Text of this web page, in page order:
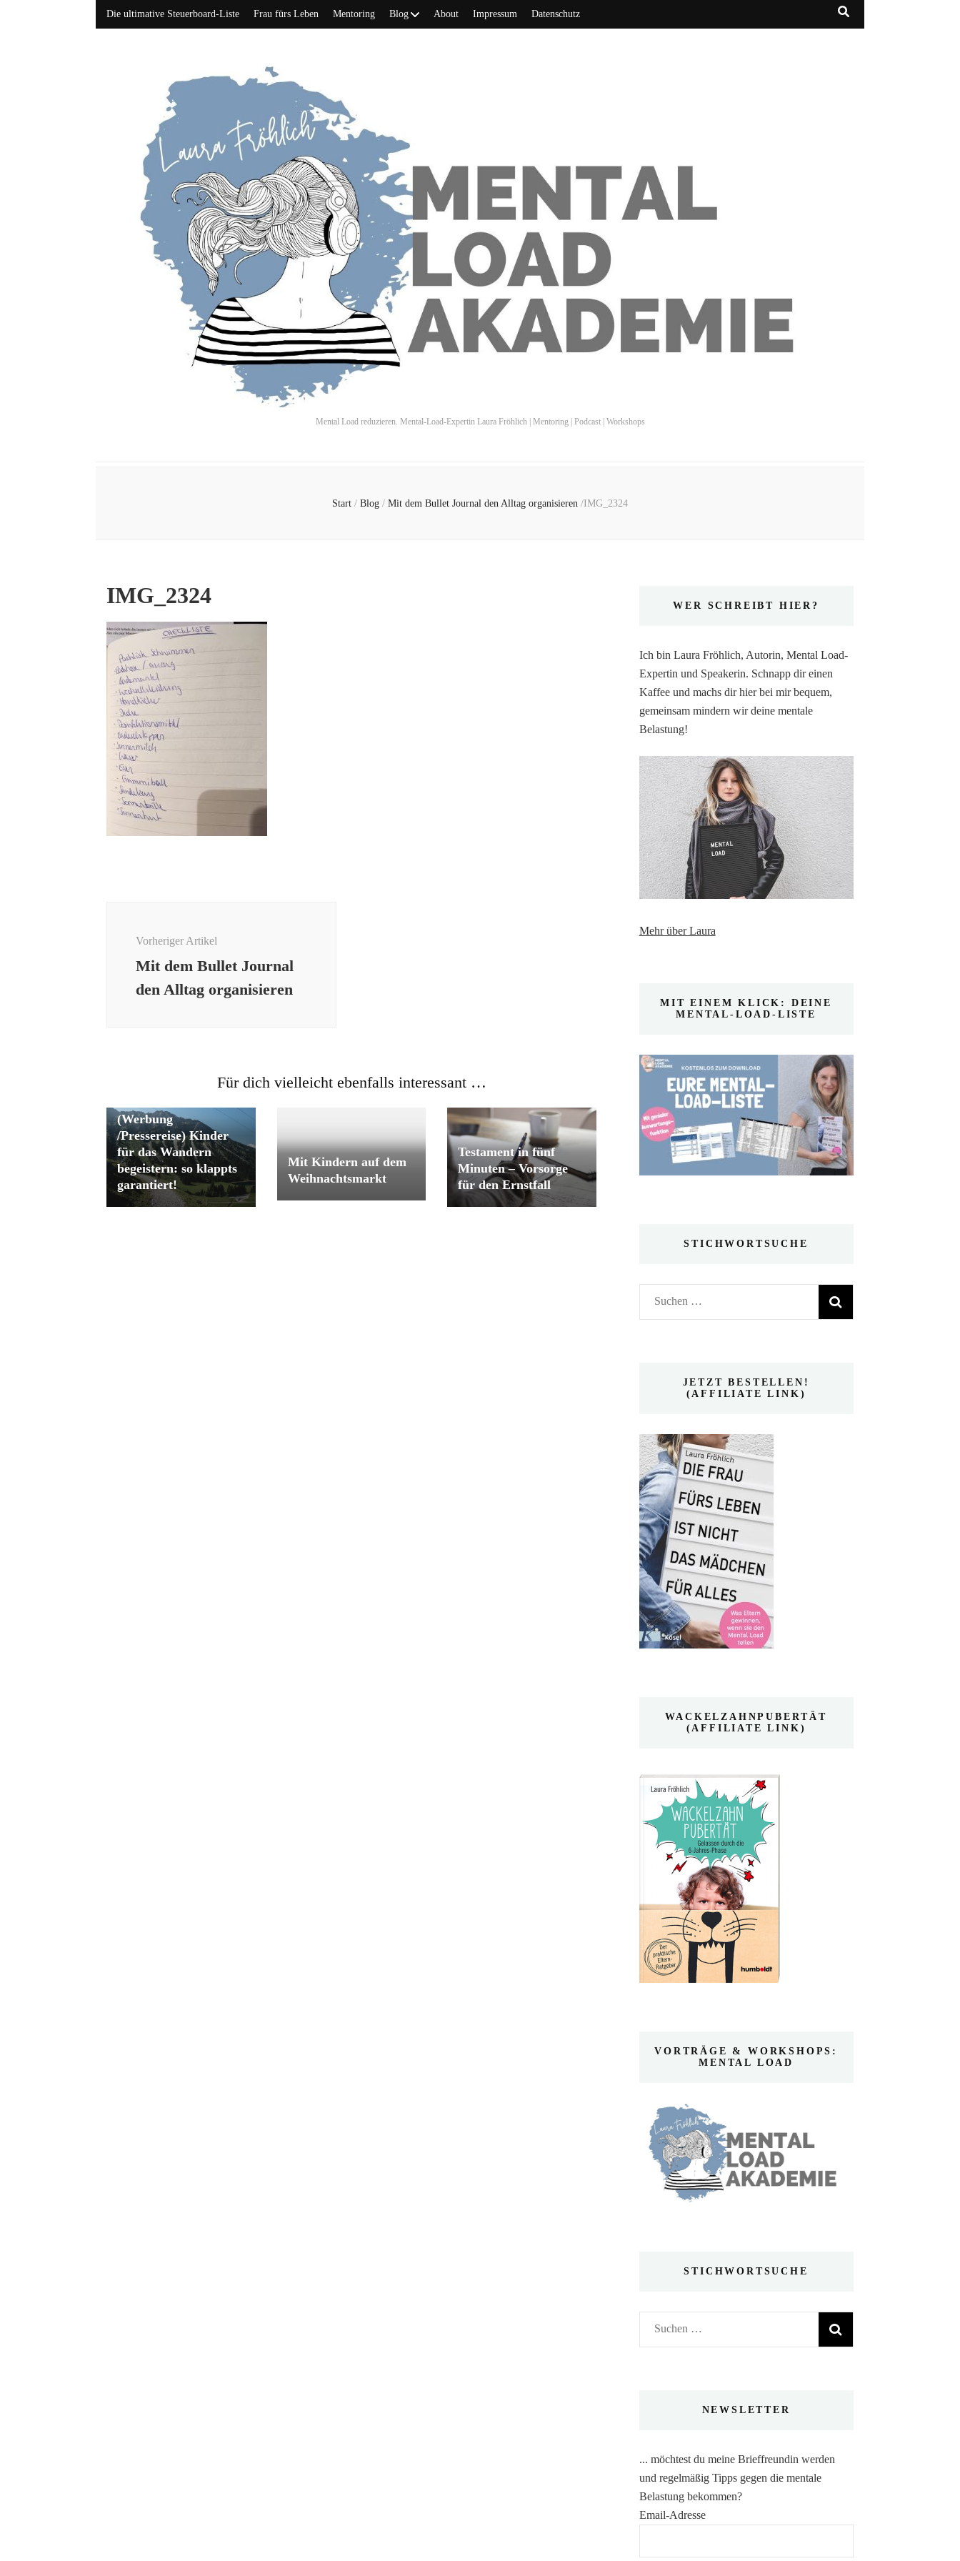
Die ultimative Steuerboard-Liste Frau fürs Leben Mentoring Blog About Impressum Datenschutz
Mental Load reduzieren. Mental-Load-Expertin Laura Fröhlich | Mentoring | Podcast | Workshops
Start / Blog / Mit dem Bullet Journal den Alltag organisieren /IMG_2324
IMG_2324
Vorheriger Artikel
Mit dem Bullet Journal
den Alltag organisieren
Für dich vielleicht ebenfalls interessant …
(Werbung
/Pressereise) Kinder
für das Wandern
begeistern: so klappts
garantiert!
Mit Kindern auf dem
Weihnachtsmarkt
Testament in fünf
Minuten – Vorsorge
für den Ernstfall
WER SCHREIBT HIER?
Ich bin Laura Fröhlich, Autorin, Mental Load-
Expertin und Speakerin. Schnapp dir einen
Kaffee und machs dir hier bei mir bequem,
gemeinsam mindern wir deine mentale
Belastung!
Mehr über Laura
MIT EINEM KLICK: DEINE
MENTAL-LOAD-LISTE
STICHWORTSUCHE
Suchen
nach:
JETZT BESTELLEN!
(AFFILIATE LINK)
WACKELZAHNPUBERTÄT
(AFFILIATE LINK)
VORTRÄGE & WORKSHOPS:
MENTAL LOAD
STICHWORTSUCHE
Suchen
nach:
NEWSLETTER
... möchtest du meine Brieffreundin werden
und regelmäßig Tipps gegen die mentale
Belastung bekommen?
Email-Adresse